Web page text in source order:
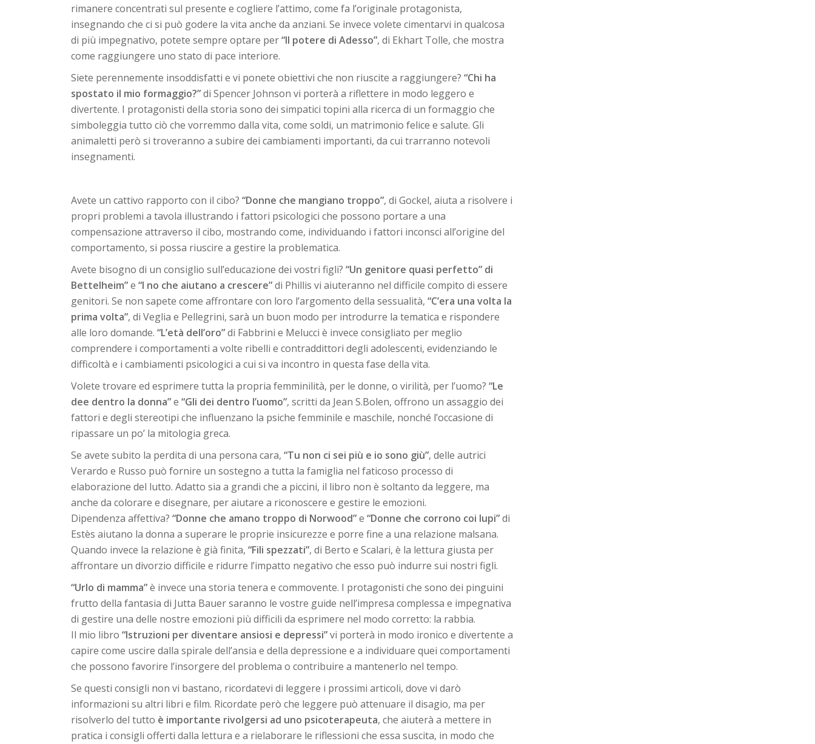
rimanere concentrati sul presente e cogliere l’attimo, come fa l’originale protagonista,
insegnando che ci si può godere la vita anche da anziani. Se invece volete cimentarvi in qualcosa
di più impegnativo, potete sempre optare per“Il potere di Adesso”, di Ekhart Tolle, che mostra
come raggiungere uno stato di pace interiore.
Siete perennemente insoddisfatti e vi ponete obiettivi che non riuscite a raggiungere? “Chi ha
spostato il mio formaggio?”di Spencer Johnson vi porterà a riflettere in modo leggero e
divertente. I protagonisti della storia sono dei simpatici topini alla ricerca di un formaggio che
simboleggia tutto ciò che vorremmo dalla vita, come soldi, un matrimonio felice e salute. Gli
animaletti però si troveranno a subire dei cambiamenti importanti, da cui trarranno notevoli
insegnamenti.
Avete un cattivo rapporto con il cibo? “Donne che mangiano troppo”, di Gockel, aiuta a risolvere i
propri problemi a tavola illustrando i fattori psicologici che possono portare a una
compensazione attraverso il cibo, mostrando come, individuando i fattori inconsci all’origine del
comportamento, si possa riuscire a gestire la problematica.
Avete bisogno di un consiglio sull’educazione dei vostri figli? “Un genitore quasi perfetto” di
Bettelheim”e “I no che aiutano a crescere”di Phillis vi aiuteranno nel difficile compito di essere
genitori. Se non sapete come affrontare con loro l’argomento della sessualità, “C’era una volta la
prima volta”, di Veglia e Pellegrini, sarà un buon modo per introdurre la tematica e rispondere
alle loro domande. “L’età dell’oro”di Fabbrini e Melucci è invece consigliato per meglio
comprendere i comportamenti a volte ribelli e contraddittori degli adolescenti, evidenziando le
difficoltà e i cambiamenti psicologici a cui si va incontro in questa fase della vita.
Volete trovare ed esprimere tutta la propria femminilità, per le donne, o virilità, per l’uomo? “Le
dee dentro la donna”e “Gli dei dentro l’uomo”, scritti da Jean S.Bolen, offrono un assaggio dei
fattori e degli stereotipi che influenzano la psiche femminile e maschile, nonché l’occasione di
ripassare un po’ la mitologia greca.
Se avete subito la perdita di una persona cara, “Tu non ci sei più e io sono giù”, delle autrici
Verardo e Russo può fornire un sostegno a tutta la famiglia nel faticoso processo di
elaborazione del lutto. Adatto sia a grandi che a piccini, il libro non è soltanto da leggere, ma
anche da colorare e disegnare, per aiutare a riconoscere e gestire le emozioni.
Dipendenza affettiva? “Donne che amano troppo di Norwood”e “Donne che corrono coi lupi”di
Estès aiutano la donna a superare le proprie insicurezze e porre fine a una relazione malsana.
Quando invece la relazione è già finita, “Fili spezzati”, di Berto e Scalari, è la lettura giusta per
affrontare un divorzio difficile e ridurre l’impatto negativo che esso può indurre sui nostri figli.
“Urlo di mamma”è invece una storia tenera e commovente. I protagonisti che sono dei pinguini
frutto della fantasia di Jutta Bauer saranno le vostre guide nell’impresa complessa e impegnativa
di gestire una delle nostre emozioni più difficili da esprimere nel modo corretto: la rabbia.
Il mio libro “Istruzioni per diventare ansiosi e depressi”vi porterà in modo ironico e divertente a
capire come uscire dalla spirale dell’ansia e della depressione e a individuare quei comportamenti
che possono favorire l’insorgere del problema o contribuire a mantenerlo nel tempo.
Se questi consigli non vi bastano, ricordatevi di leggere i prossimi articoli, dove vi darò
informazioni su altri libri e film. Ricordate però che leggere può attenuare il disagio, ma per
risolverlo del tutto è importante rivolgersi ad uno psicoterapeuta, che aiuterà a mettere in
pratica i consigli offerti dalla lettura e a rielaborare le riflessioni che essa suscita, in modo che